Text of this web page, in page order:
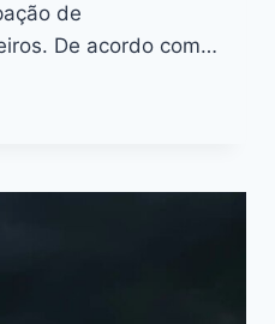
de
De acordo com…